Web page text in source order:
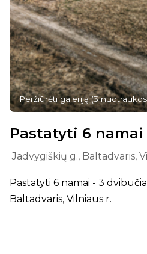
Peržiūrėti galeriją(3 nuotraukos
Pastatyti 6
Jadvygiškių g., Baltadvaris,
Pastatyti 6 namai - 3
Baltadvaris, Vilniaus r.